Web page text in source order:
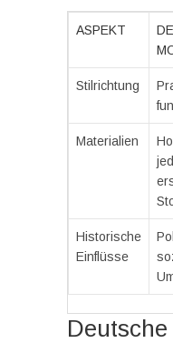
ASPEKT
Stilrichtung
Materialien
Historische
Einflüsse